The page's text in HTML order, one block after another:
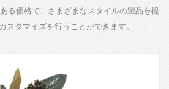
る価格で、さまざまなスタイルの製品を提
スタマイズを行うことができます。